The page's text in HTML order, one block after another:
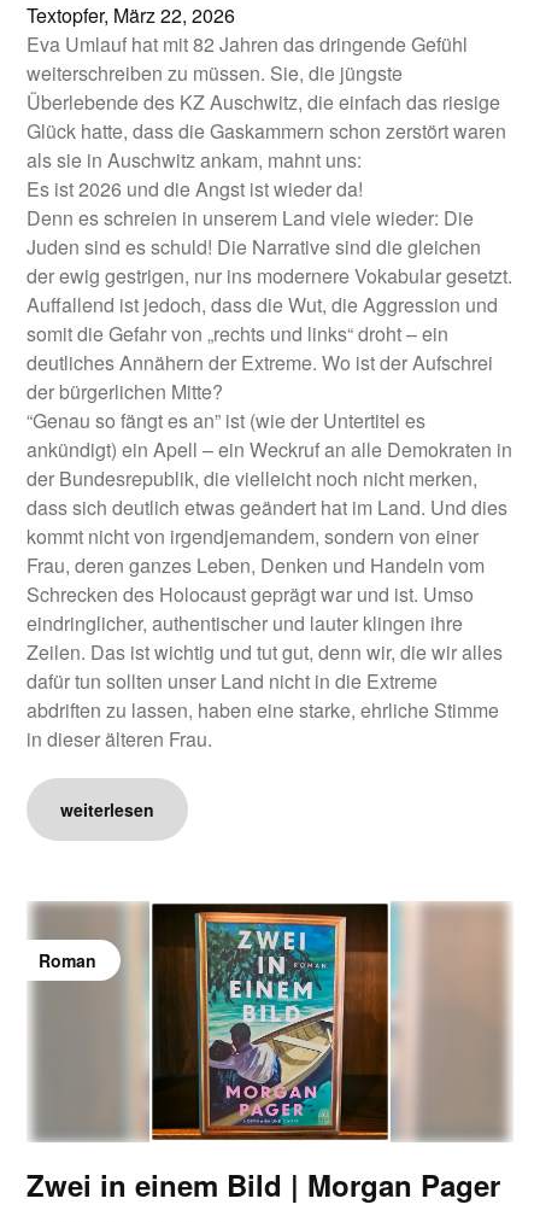
Textopfer, März 22, 2026
Eva Umlauf hat mit 82 Jahren das dringende Gefühl
weiterschreiben zu müssen. Sie, die jüngste
Überlebende des KZ Auschwitz, die einfach das riesige
Glück hatte, dass die Gaskammern schon zerstört waren
als sie in Auschwitz ankam, mahnt uns:
Es ist 2026 und die Angst ist wieder da!
Denn es schreien in unserem Land viele wieder: Die
Juden sind es schuld! Die Narrative sind die gleichen
der ewig gestrigen, nur ins modernere Vokabular gesetzt.
Auffallend ist jedoch, dass die Wut, die Aggression und
somit die Gefahr von „rechts und links“ droht – ein
deutliches Annähern der Extreme. Wo ist der Aufschrei
der bürgerlichen Mitte?
“Genau so fängt es an” ist (wie der Untertitel es
ankündigt) ein Apell – ein Weckruf an alle Demokraten in
der Bundesrepublik, die vielleicht noch nicht merken,
dass sich deutlich etwas geändert hat im Land. Und dies
kommt nicht von irgendjemandem, sondern von einer
Frau, deren ganzes Leben, Denken und Handeln vom
Schrecken des Holocaust geprägt war und ist. Umso
eindringlicher, authentischer und lauter klingen ihre
Zeilen. Das ist wichtig und tut gut, denn wir, die wir alles
dafür tun sollten unser Land nicht in die Extreme
abdriften zu lassen, haben eine starke, ehrliche Stimme
in dieser älteren Frau.
weiterlesen
Roman
Zwei in einem Bild | Morgan Pager